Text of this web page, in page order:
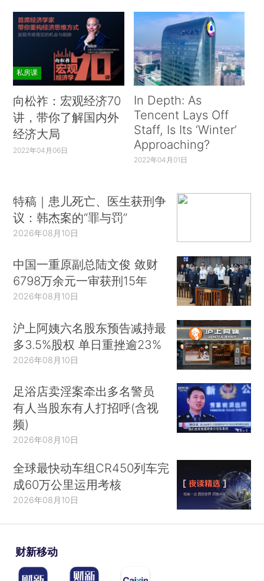
私房课
向松祚：宏观经济70
讲，带你了解国内外
经济大局
2022年04月06日
In Depth: As
Tencent Lays Off
Staff, Is Its ‘Winter’
Approaching?
2022年04月01日
特稿｜患儿死亡、医生获刑争
议：韩杰案的“罪与罚”
2026年08月10日
中国一重原副总陆文俊 敛财
6798万余元一审获刑15年
2026年08月10日
沪上阿姨六名股东预告减持最
多3.5%股权 单日重挫逾23%
2026年08月10日
足浴店卖淫案牵出多名警员
有人当股东有人打招呼(含视
频)
2026年08月10日
全球最快动车组CR450列车完
成60万公里运用考核
2026年08月10日
财新移动